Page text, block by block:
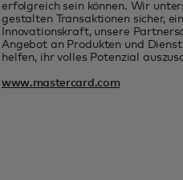
erfolgreich sein können. Wir
gestalten Transaktionen sicher,
Innovationskraft, unsere
Angebot an Produkten und
helfen, ihr volles Potenzial
www.mastercard.com